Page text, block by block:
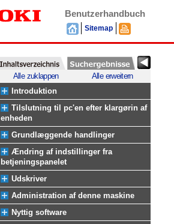
Benutzerhandbuch
Sitemap
Alle zuklappen Alle erweitern
Introduktion
Tilslutning til pc'en efter klargørin af
enheden
Grundlæggende handlinger
Ændring af indstillinger fra
betjeningspanelet
Udskriver
Administration af denne maskine
Nyttig software